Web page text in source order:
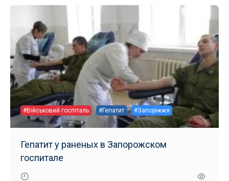
#Військовий госпіталь #Гепатит #Запоріжжя
Гепатит у раненых в Запорожском
госпитале